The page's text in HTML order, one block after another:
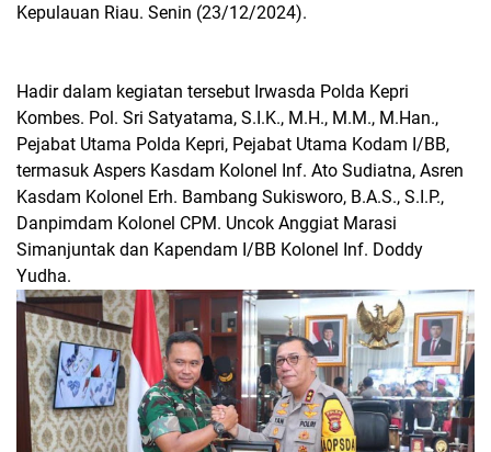
Kepulauan Riau. Senin (23/12/2024).
Hadir dalam kegiatan tersebut Irwasda Polda Kepri
Kombes. Pol. Sri Satyatama, S.I.K., M.H., M.M., M.Han.,
Pejabat Utama Polda Kepri, Pejabat Utama Kodam I/BB,
termasuk Aspers Kasdam Kolonel Inf. Ato Sudiatna, Asren
Kasdam Kolonel Erh. Bambang Sukisworo, B.A.S., S.I.P.,
Danpimdam Kolonel CPM. Uncok Anggiat Marasi
Simanjuntak dan Kapendam I/BB Kolonel Inf. Doddy
Yudha.